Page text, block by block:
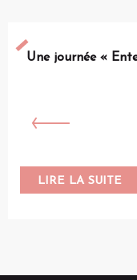
Une journée «
LIRE LA SUITE